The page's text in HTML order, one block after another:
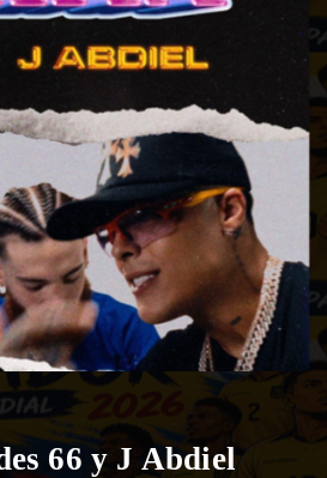
66 y J Abdiel